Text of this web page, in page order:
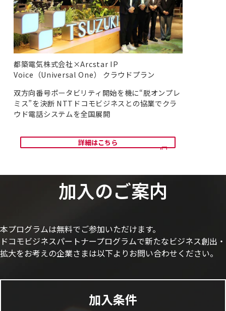
都築電気株式会社×Arcstar IP
Voice（Universal One） クラウドプラン
双方向番号ポータビリティ開始を機に“脱オンプレ
ミス”を決断 NTTドコモビジネスとの協業でクラ
ウド電話システムを全国展開
詳細はこちら
加入のご案内
本プログラムは無料でご参加いただけます。
ドコモビジネスパートナープログラムで新たなビジネス創出・
拡大をお考えの企業さまは以下よりお問い合わせください。
加入条件